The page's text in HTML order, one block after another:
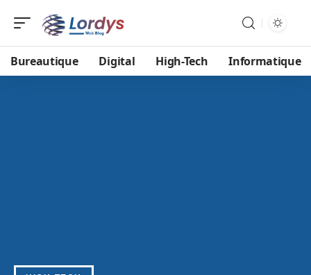
Bureautique Digital High-Tech Informatique